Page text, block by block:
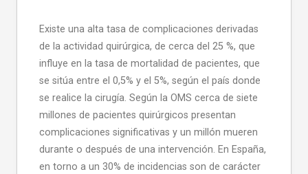
Existe una alta tasa de complicaciones derivadas
de la actividad quirúrgica, de cerca del 25 %, que
influye en la tasa de mortalidad de pacientes, que
se sitúa entre el 0,5% y el 5%, según el país donde
se realice la cirugía. Según la OMS cerca de siete
millones de pacientes quirúrgicos presentan
complicaciones significativas y un millón mueren
durante o después de una intervención. En España,
en torno a un 30% de incidencias son de carácter